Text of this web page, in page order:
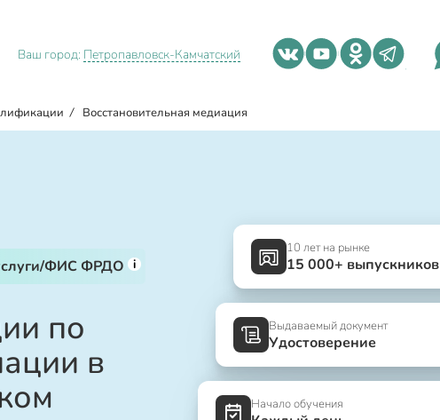
Ваш город: Петропавловск-Камчатский
/ Восстановительная медиация
ФИС ФРДО i
по
в
10 лет на рынке
15 000+ выпускников
Выдаваемый документ
Удостоверение
Начало обучения